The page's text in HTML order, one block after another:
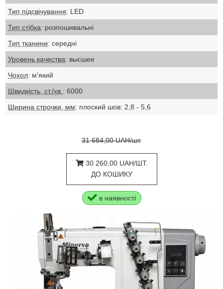
Тип підсвічування: LED
Тип стібка: розпошивальні
Тип тканини: середні
Уровень качества: высшее
Чохол: м'який
Швидкість, ст./хв. : 6000
Ширина строчки, мм: плоский шов: 2,8 - 5,6
31 684,00 UAH/шт.
30 260,00 UAH/ШТ.
ДО КОШИКУ
в наявності